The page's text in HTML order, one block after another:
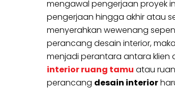
mengawal pengerjaan proyek
pengerjaan hingga akhir atau
menyerahkan wewenang
perancang desain interior,
menjadi perantara antara klien
interior ruang tamu atau
perancang desain interior